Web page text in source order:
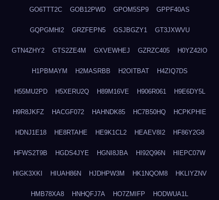
GO6TTT2C GOB12PWD GPOM5SP9 GPPF40AS
GQPGMHI2 GRZFEPN5 GSJBGZY1 GT3JXWVU
GTN4ZHY2 GTS2ZE4M GXVEWHEJ GZRZC405 H0YZ42IO
H1PBMAYM H2MASRBB H2OITBAT H4ZIQ7DS
H55MU2PD H5XERU2Q H89M16VE H906R061 H9E6DY5L
H9R8JKFZ HACGF072 HAHNDK85 HC7B50HQ HCPKPHIE
HDNJ1E18 HE8RTAHE HE9K1CL2 HEAEV8I2 HF86Y2G8
HFWS2T9B HGDS4JYE HGNI8JBA HI92Q96N HIEPC07W
HIGK3XKI HIUAH86N HJDHPW3M HK1NQOM8 HKLIYZNV
HMB78XA8 HNHQFJ7A HO7ZMIFP HODWUA1L